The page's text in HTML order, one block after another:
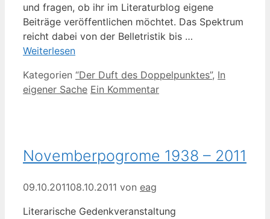
und fragen, ob ihr im Literaturblog eigene
Beiträge veröffentlichen möchtet. Das Spektrum
reicht dabei von der Belletristik bis …
Weiterlesen
Kategorien “Der Duft des Doppelpunktes”, In
eigener Sache Ein Kommentar
Novemberpogrome 1938 – 2011
09.10.201108.10.2011 von eag
Literarische Gedenkveranstaltung